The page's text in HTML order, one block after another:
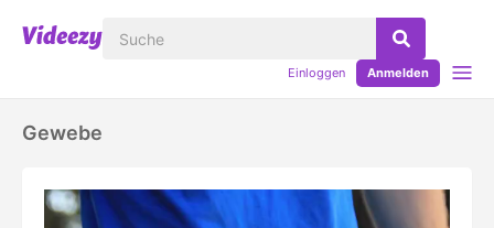
Einloggen Anmelden
Gewebe